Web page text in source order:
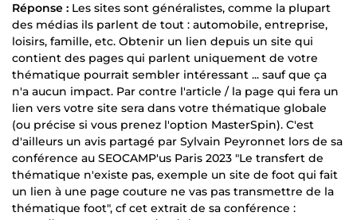
Réponse : Les sites sont généralistes, comme la plupart
des médias ils parlent de tout : automobile, entreprise,
loisirs, famille, etc. Obtenir un lien depuis un site qui
contient des pages qui parlent uniquement de votre
thématique pourrait sembler intéressant ... sauf que ça
n'a aucun impact. Par contre l'article / la page qui fera un
lien vers votre site sera dans votre thématique globale
(ou précise si vous prenez l'option MasterSpin). C'est
d'ailleurs un avis partagé par Sylvain Peyronnet lors de sa
conférence au SEOCAMP'us Paris 2023 "Le transfert de
thématique n'existe pas, exemple un site de foot qui fait
un lien à une page couture ne vas pas transmettre de la
thématique foot", cf cet extrait de sa conférence :